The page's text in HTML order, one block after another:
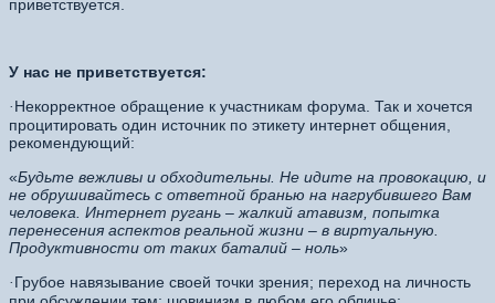
приветствуется.
У нас не приветствуется:
· Некорректное обращение к участникам форума. Так и хочется
процитировать один источник по этикету интернет общения,
рекомендующий:
«Будьте вежливы и обходительны. Не идите на провокацию, и
не обрушивайтесь с ответной бранью на нагрубившего Вам
человека. Интернет ругань – жалкий атавизм, попытка
перенесения аспектов реальной жизни – в виртуальную.
Продуктивности от таких баталий – ноль»
· Грубое навязывание своей точки зрения; переход на личность